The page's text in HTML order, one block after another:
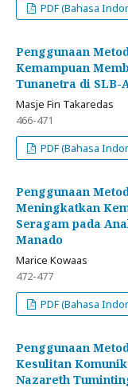
PDF (Bahasa
Penggunaan
Kemampuan
Tunanetra di SLB-
Masje Fin Takaredas
466-471
PDF (Bahasa
Penggunaan
Meningkatkan
Seragam pada
Manado
Marice Kowaas
472-477
PDF (Bahasa
Penggunaan
Kesulitan
Nazareth